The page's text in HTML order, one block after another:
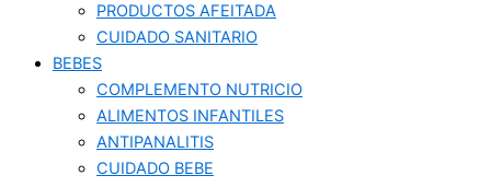
PRODUCTOS AFEITADA
CUIDADO SANITARIO
BEBES
COMPLEMENTO NUTRICIO
ALIMENTOS INFANTILES
ANTIPANALITIS
CUIDADO BEBE